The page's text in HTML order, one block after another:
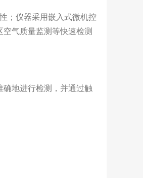
；仪器采用嵌入式微机控
气质量监测等快速检测
地进行检测，并通过触